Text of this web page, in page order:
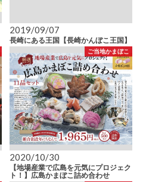
2019/09/07
長崎にある王国【長崎かんぼこ王国】
ご当地かまぼこ
2020/10/30
【地場産業で広島を元気にプロジェク
ト！】広島かまぼこ詰め合わせ